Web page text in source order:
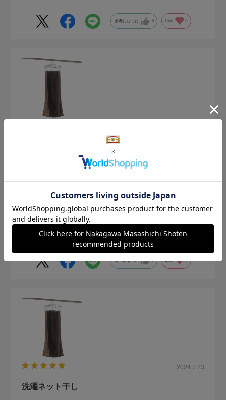
参考になった 0 Like! 0
アカミ
住まい:持ち家一戸建て 家族構成:同居の子供がいる
大きいのはあるのでちょっと干したいときに使用
2024.7.23
洗濯ネット干し